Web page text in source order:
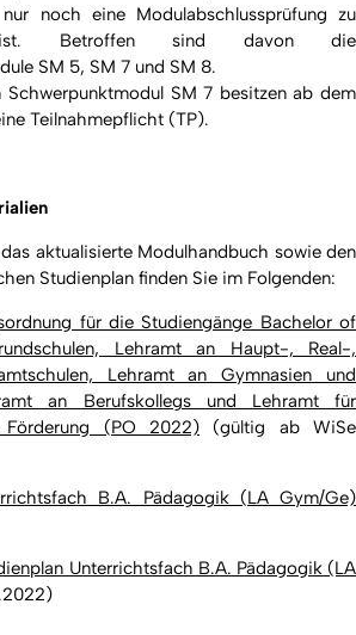
noch eine Modulabschlussprüfung zu
ist. Betroffen sind davon die
SM 5, SM 7 und SM 8.
Schwerpunktmodul SM 7 besitzen ab dem
Teilnahmepflicht (TP).
aktualisierte Modulhandbuch sowie den
Studienplan finden Sie im Folgenden:
für die Studiengänge Bachelor of
Lehramt an Haupt-, Real-,
Lehramt an Gymnasien und
an Berufskollegs und Lehramt für
Förderung (PO 2022) (gültig ab WiSe
B.A. Pädagogik (LA Gym/Ge)
Unterrichtsfach B.A. Pädagogik (LA